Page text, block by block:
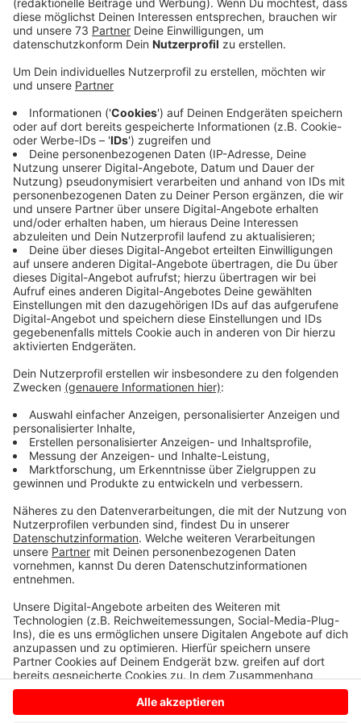
Veröffentlicht:Donnerstag, 04.03.2021 08:16
Anzeige
Schon viele Tiere wurden durch das Virus
getötet
Anzeige
Unsere Reiter hier im Westmünsterland haben es nicht
leicht. Nur das Nötigste war in den letzten Monaten
erlaubt und jetzt kommt auch noch die Sorge um die
Turniersaison dazu. Aktuell sind alle internationalen
Turniere in 10 Ländern abgesagt, darunter auch die in
Deutschland. Hintergrund ist das Pferdeherpes Virus
EHV 1, das im spanischen Valencia ausgebrochen ist
und schon viele Tiere getötet hat. "Im Moment ist das
für uns noch weit weg", sagt der Kreisreiterverband.
Trotzdem sind viele Höfe vorsichtig, wenn es um
Pferde von außerhalb geht, oder Tiere auf andere
Höfe gebracht werden. Pferdeherpes gilt als
hochansteckend für die Tiere, ist für den Menschen
aber ungefährlich.
Anzeige
Anzeige